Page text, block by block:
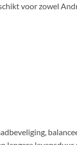
voor zowel